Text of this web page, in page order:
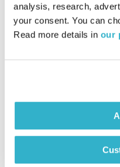
analysis, research,
your consent. You can
Read more details in our
מעולה בעריכתה ובהגשתה